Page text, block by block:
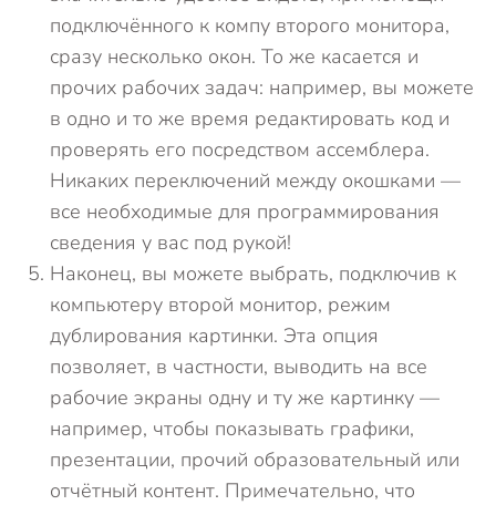
подключённого к компу второго монитора,
сразу несколько окон. То же касается и
прочих рабочих задач: например, вы можете
в одно и то же время редактировать код и
проверять его посредством ассемблера.
Никаких переключений между окошками —
все необходимые для программирования
сведения у вас под рукой!
Наконец, вы можете выбрать, подключив к
компьютеру второй монитор, режим
дублирования картинки. Эта опция
позволяет, в частности, выводить на все
рабочие экраны одну и ту же картинку —
например, чтобы показывать графики,
презентации, прочий образовательный или
отчётный контент. Примечательно, что